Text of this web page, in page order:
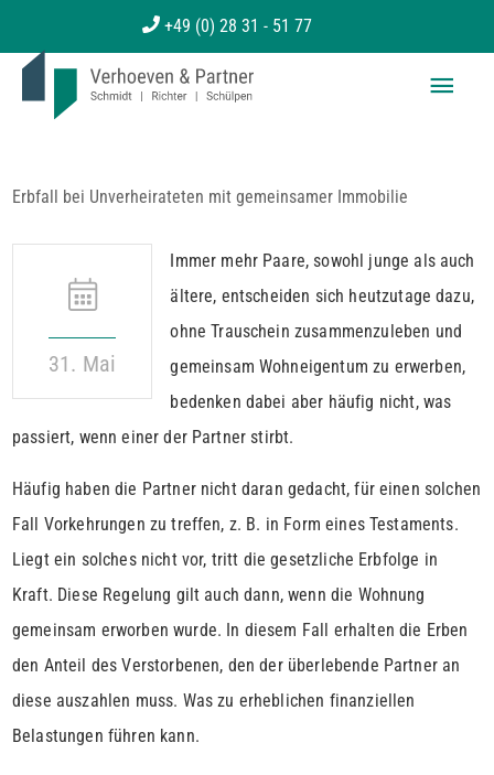
Inhalt
+49 (0) 28 31 - 51 77
Erbfall bei Unverheirateten mit gemeinsamer Immobilie
31. Mai
Immer mehr Paare, sowohl junge als auch
ältere, entscheiden sich heutzutage dazu,
ohne Trauschein zusammenzuleben und
gemeinsam Wohneigentum zu erwerben,
bedenken dabei aber häufig nicht, was
passiert, wenn einer der Partner stirbt.
Häufig haben die Partner nicht daran gedacht, für einen solchen
Fall Vorkehrungen zu treffen, z. B. in Form eines Testaments.
Liegt ein solches nicht vor, tritt die gesetzliche Erbfolge in
Kraft. Diese Regelung gilt auch dann, wenn die Wohnung
gemeinsam erworben wurde. In diesem Fall erhalten die Erben
den Anteil des Verstorbenen, den der überlebende Partner an
diese auszahlen muss. Was zu erheblichen finanziellen
Belastungen führen kann.